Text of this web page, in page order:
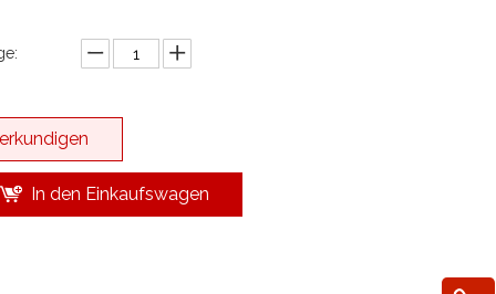
erkundigen
In den Einkaufswagen